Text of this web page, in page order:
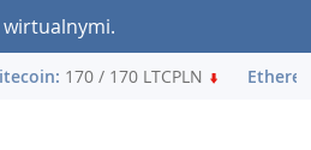
wirtualnymi.
170 / 170 LTCPLN Ethereum: